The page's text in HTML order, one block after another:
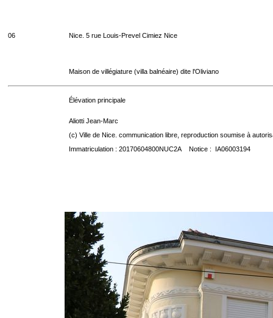
06 Nice. 5 rue Louis-Prevel Cimiez Nice
Maison de villégiature (villa balnéaire) dite l'Oliviano
Élévation principale
Aliotti Jean-Marc
(c) Ville de Nice. communication libre, reproduction soumise à
Immatriculation : 20170604800NUC2A Notice : IA06003194